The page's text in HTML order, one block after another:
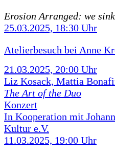
Erosion Arranged: we
25.03.2025, 18:30 Uhr
Atelierbesuch bei Anne
21.03.2025, 20:00 Uhr
Liz Kosack, Mattia
The Art of the Duo
Konzert
In Kooperation mit
Kultur e.V.
11.03.2025, 19:00 Uhr